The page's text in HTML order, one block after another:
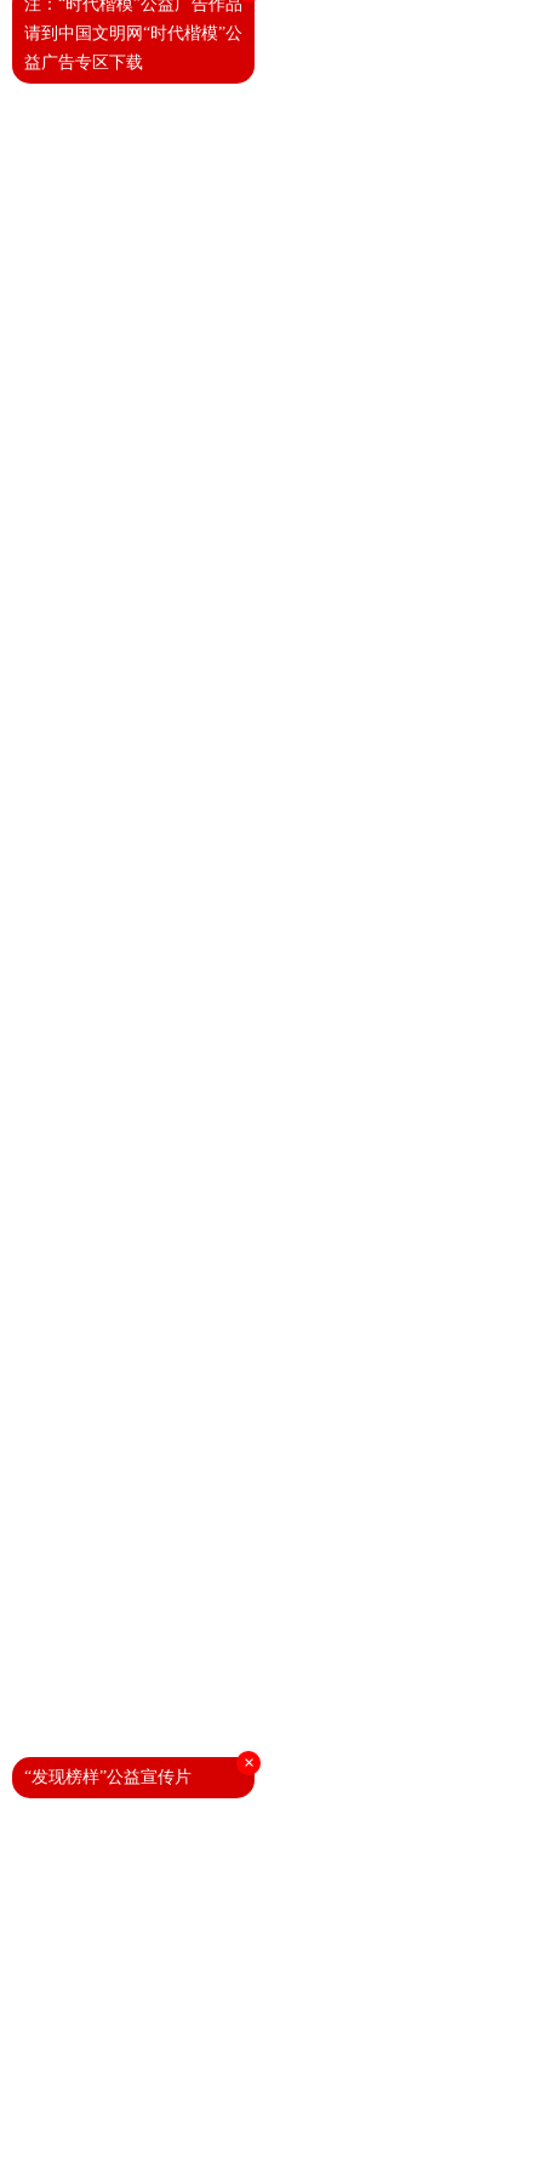
注：“时代楷模”公益广告作品
请到中国文明网“时代楷模”公
益广告专区下载
×
“发现榜样”公益宣传片